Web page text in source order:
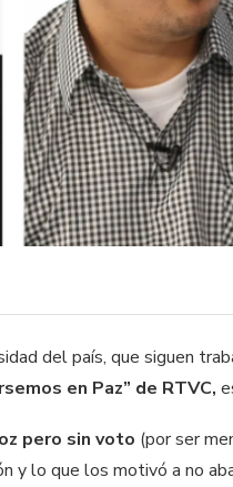
del país, que siguen
en Paz” de RTVC,
pero sin voto (por ser
y lo que los motivó a no